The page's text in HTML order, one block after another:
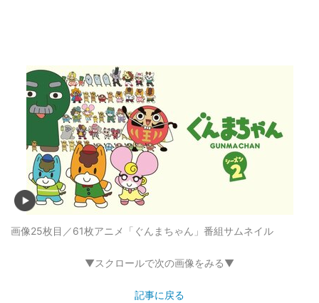
画像25枚目／61枚アニメ「ぐんまちゃん」番組サムネイル
▼スクロールで次の画像をみる▼
記事に戻る